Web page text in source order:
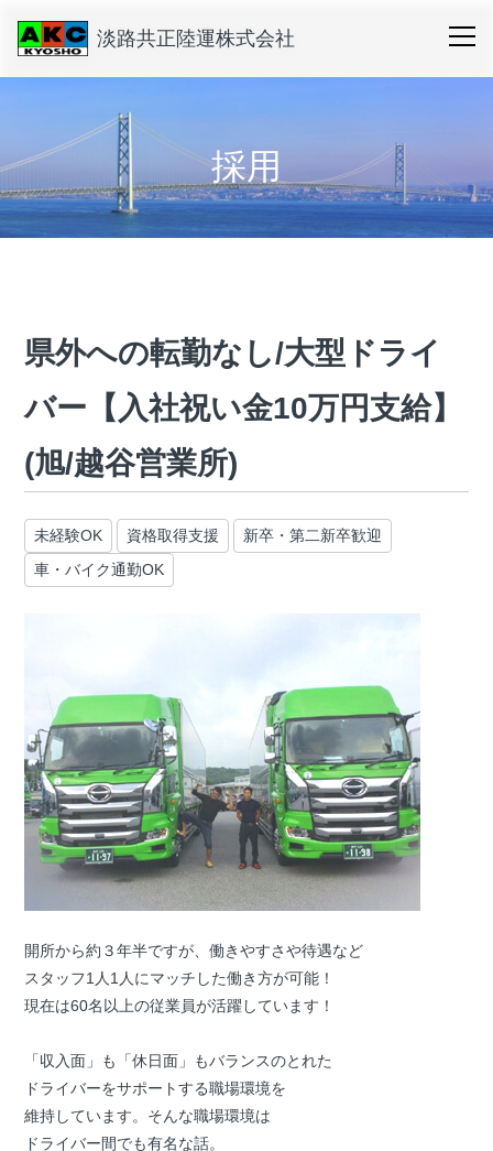
淡路共正陸運株式会社
採用
県外への転勤なし/大型ドライ
バー【入社祝い金10万円支給】
(旭/越谷営業所)
未経験OK 資格取得支援
新卒・第二新卒歓迎
車・バイク通勤OK
開所から約３年半ですが、働きやすさや待遇など
スタッフ1人1人にマッチした働き方が可能！
現在は60名以上の従業員が活躍しています！
「収入面」も「休日面」もバランスのとれた
ドライバーをサポートする職場環境を
維持しています。そんな職場環境は
ドライバー間でも有名な話。